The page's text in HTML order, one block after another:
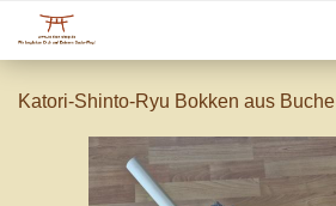
Katori-Shinto-Ryu Bokken aus Buche